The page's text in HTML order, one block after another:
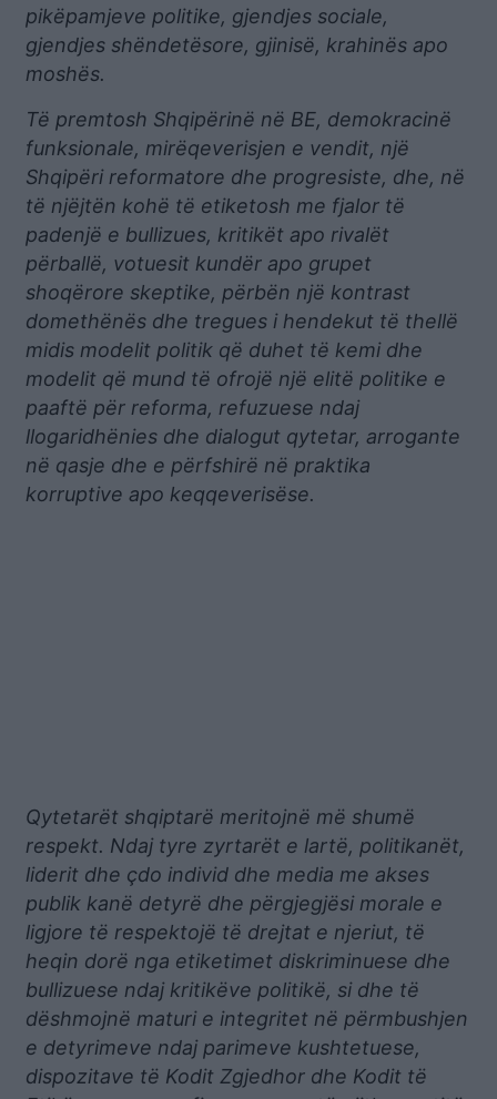
pikëpamjeve politike, gjendjes sociale,
gjendjes shëndetësore, gjinisë, krahinës apo
moshës.
Të premtosh Shqipërinë në BE, demokracinë
funksionale, mirëqeverisjen e vendit, një
Shqipëri reformatore dhe progresiste, dhe, në
të njëjtën kohë të etiketosh me fjalor të
padenjë e bullizues, kritikët apo rivalët
përballë, votuesit kundër apo grupet
shoqërore skeptike, përbën një kontrast
domethënës dhe tregues i hendekut të thellë
midis modelit politik që duhet të kemi dhe
modelit që mund të ofrojë një elitë politike e
paaftë për reforma, refuzuese ndaj
llogaridhënies dhe dialogut qytetar, arrogante
në qasje dhe e përfshirë në praktika
korruptive apo keqqeverisëse.
Qytetarët shqiptarë meritojnë më shumë
respekt. Ndaj tyre zyrtarët e lartë, politikanët,
liderit dhe çdo individ dhe media me akses
publik kanë detyrë dhe përgjegjësi morale e
ligjore të respektojë të drejtat e njeriut, të
heqin dorë nga etiketimet diskriminuese dhe
bullizuese ndaj kritikëve politikë, si dhe të
dëshmojnë maturi e integritet në përmbushjen
e detyrimeve ndaj parimeve kushtetuese,
dispozitave të Kodit Zgjedhor dhe Kodit të